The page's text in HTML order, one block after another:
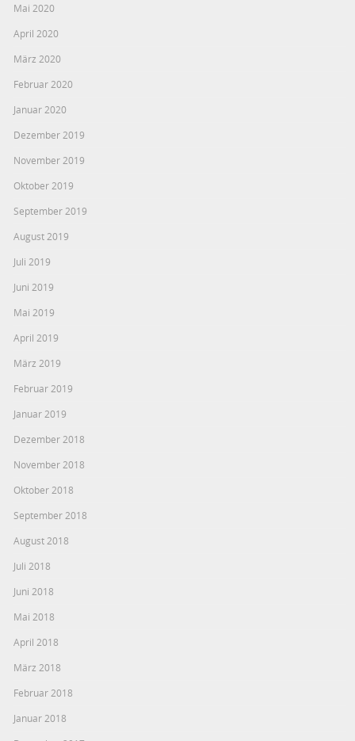
Mai 2020
April 2020
März 2020
Februar 2020
Januar 2020
Dezember 2019
November 2019
Oktober 2019
September 2019
August 2019
Juli 2019
Juni 2019
Mai 2019
April 2019
März 2019
Februar 2019
Januar 2019
Dezember 2018
November 2018
Oktober 2018
September 2018
August 2018
Juli 2018
Juni 2018
Mai 2018
April 2018
März 2018
Februar 2018
Januar 2018